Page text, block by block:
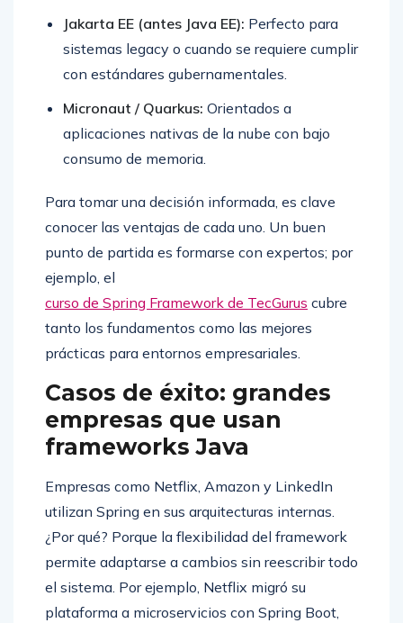
Jakarta EE (antes Java EE): Perfecto para
sistemas legacy o cuando se requiere cumplir
con estándares gubernamentales.
Micronaut / Quarkus: Orientados a
aplicaciones nativas de la nube con bajo
consumo de memoria.
Para tomar una decisión informada, es clave
conocer las ventajas de cada uno. Un buen
punto de partida es formarse con expertos; por
ejemplo, el
curso de Spring Framework de TecGurus cubre
tanto los fundamentos como las mejores
prácticas para entornos empresariales.
Casos de éxito: grandes
empresas que usan
frameworks Java
Empresas como Netflix, Amazon y LinkedIn
utilizan Spring en sus arquitecturas internas.
¿Por qué? Porque la flexibilidad del framework
permite adaptarse a cambios sin reescribir todo
el sistema. Por ejemplo, Netflix migró su
plataforma a microservicios con Spring Boot,